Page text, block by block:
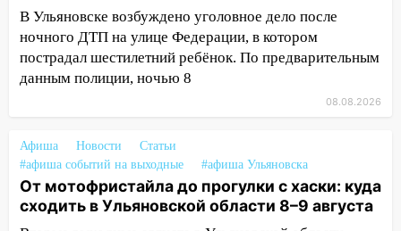
13:35 Непогода продолжает бить по
транспорту: в Ульяновске трамвай
сошёл с рельсов
13:22
Упавшие деревья перекрыли
13:17
Непогода в Ульяновске не
закончится сегодня: сильные ливни
сохранятся 9 августа
13:15 Трижды «брал в долг» без спроса:
В Ульяновске возбуждено уголовное дело после
ночного ДТП на улице Федерации, в котором
пострадал шестилетний ребёнок. По предварительным
данным полиции, ночью 8
08.08.2026
Афиша Новости
Статьи
#афиша событий на выходные
#афиша Ульяновска
От мотофристайла до прогулки с хаски: куда
сходить в Ульяновской области 8–9 августа